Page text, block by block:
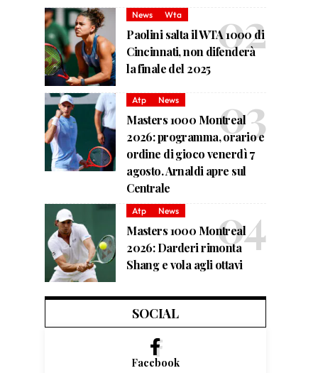
News Wta
Paolini salta il WTA 1000 di
Cincinnati, non difenderà
la finale del 2025
Atp News
Masters 1000 Montreal
2026: programma, orario e
ordine di gioco venerdì 7
agosto. Arnaldi apre sul
Centrale
Atp News
Masters 1000 Montreal
2026: Darderi rimonta
Shang e vola agli ottavi
SOCIAL
Facebook